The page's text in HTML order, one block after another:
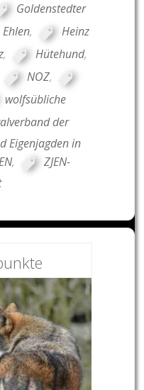
Goldenstedter
,
Heinz
, Hütehund,
NOZ,
wolfsübliche
der
Eigenjagden in
,
ZJEN-